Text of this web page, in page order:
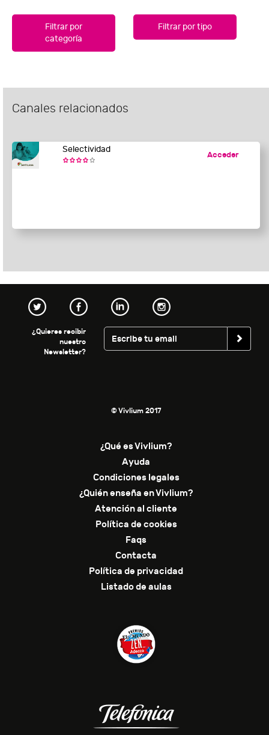
Filtrar por
categoría
Filtrar por tipo
Canales relacionados
Selectividad
Acceder
¿Quieres recibir
nuestro
Newsletter?
© Vivlium 2017
¿Qué es Vivlium?
Ayuda
Condiciones legales
¿Quién enseña en Vivlium?
Atención al cliente
Política de cookies
Faqs
Contacta
Política de privacidad
Listado de aulas